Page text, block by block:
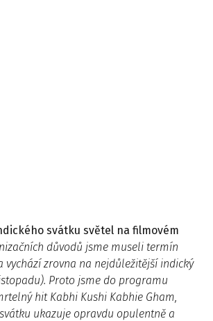
svátku světel na filmovém
důvodů jsme museli termín
vychází zrovna na nejdůležitější indický
Proto jsme do programu
hit Kabhi Kushi Kabhie Gham,
ukazuje opravdu opulentně a